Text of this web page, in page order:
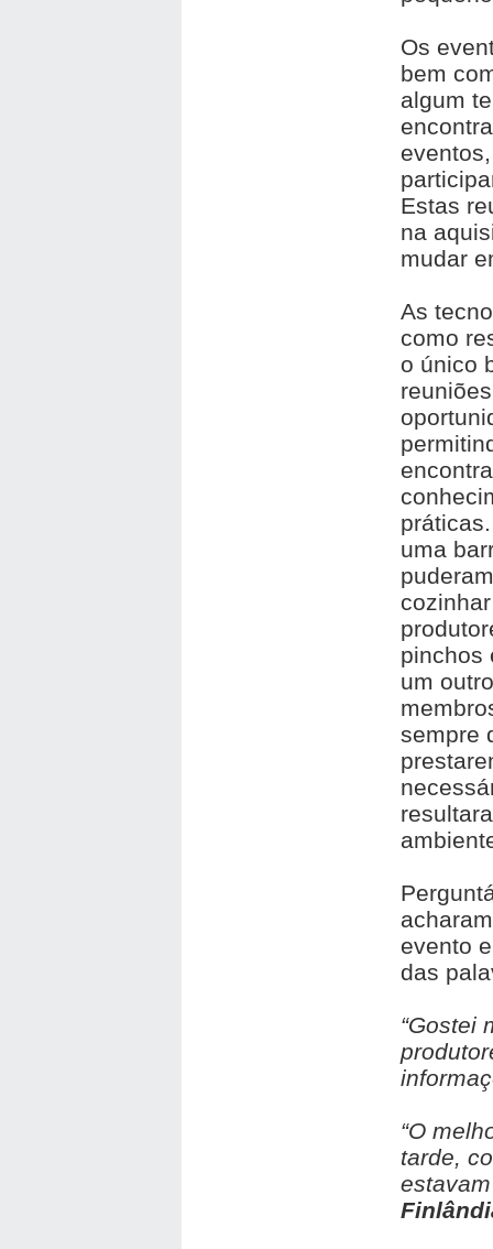
Os
bem
algum
Estas
na
mudar
As
como
o único
uma
pinchos
um
sempre
evento
das
“Gostei
“O
tarde,